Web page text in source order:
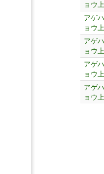
ョウ
アゲ
ョウ
アゲ
ョウ
アゲ
ョウ
アゲ
ョウ